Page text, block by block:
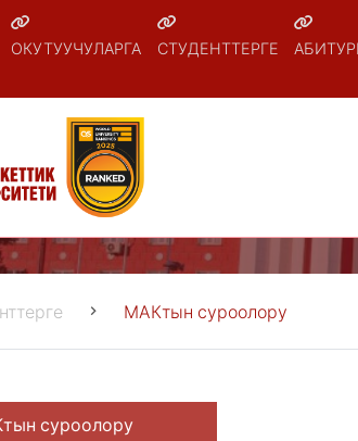
ОКУТУУЧУЛАРГА СТУДЕНТТЕРГЕ
МАКтын суроолору
суроолору